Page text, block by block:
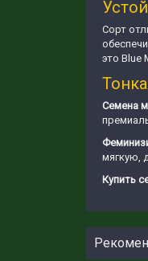
Сорт
это Blue
Семена
мягкую,
Купить